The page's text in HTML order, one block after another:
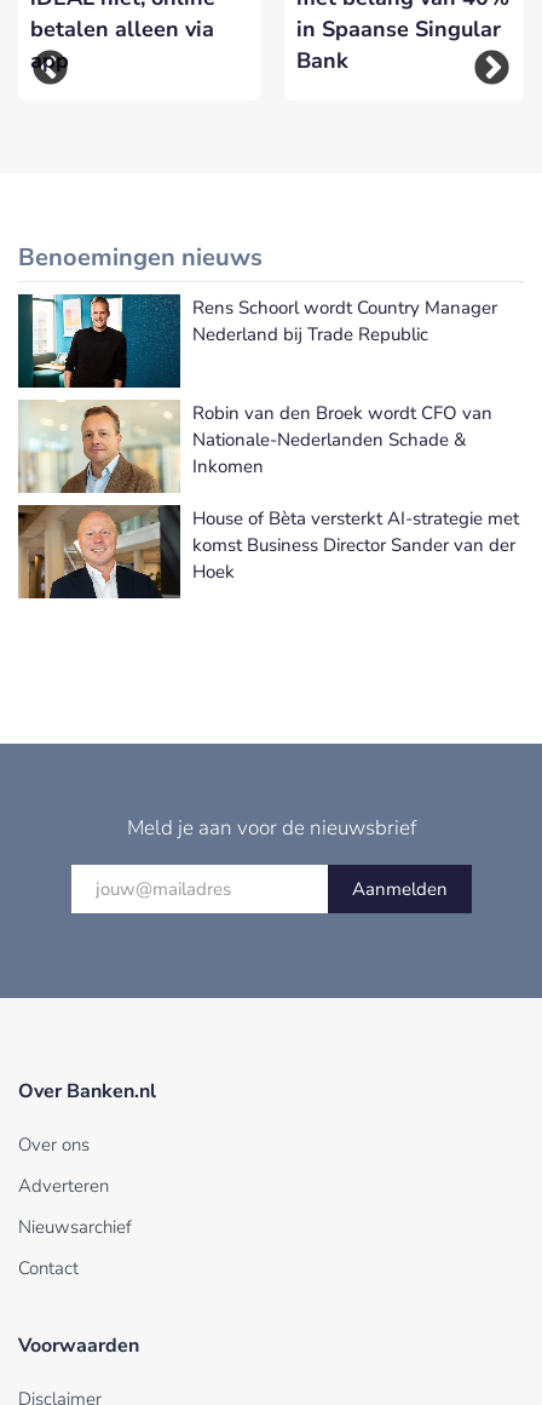
betalen alleen via
app
in Spaanse Singular
Bank
Benoemingen nieuws
Meer Benoemingen nieuws
Rens Schoorl wordt Country Manager
Nederland bij Trade Republic
Robin van den Broek wordt CFO van
Nationale-Nederlanden Schade &
Inkomen
House of Bèta versterkt AI-strategie met
komst Business Director Sander van der
Hoek
Meld je aan voor de nieuwsbrief
Aanmelden
Over Banken.nl
Over ons
Adverteren
Nieuwsarchief
Contact
Voorwaarden
Disclaimer